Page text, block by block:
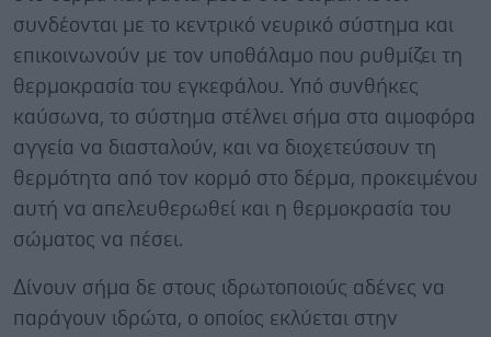
συνδέονται με το κεντρικό νευρικό σύστημα και
επικοινωνούν με τον υποθάλαμο που ρυθμίζει τη
θερμοκρασία του εγκεφάλου. Υπό συνθήκες
καύσωνα, το σύστημα στέλνει σήμα στα αιμοφόρα
αγγεία να διασταλούν, και να διοχετεύσουν τη
θερμότητα από τον κορμό στο δέρμα, προκειμένου
αυτή να απελευθερωθεί και η θερμοκρασία του
σώματος να πέσει.
Δίνουν σήμα δε στους ιδρωτοποιούς αδένες να
παράγουν ιδρώτα, ο οποίος εκλύεται στην